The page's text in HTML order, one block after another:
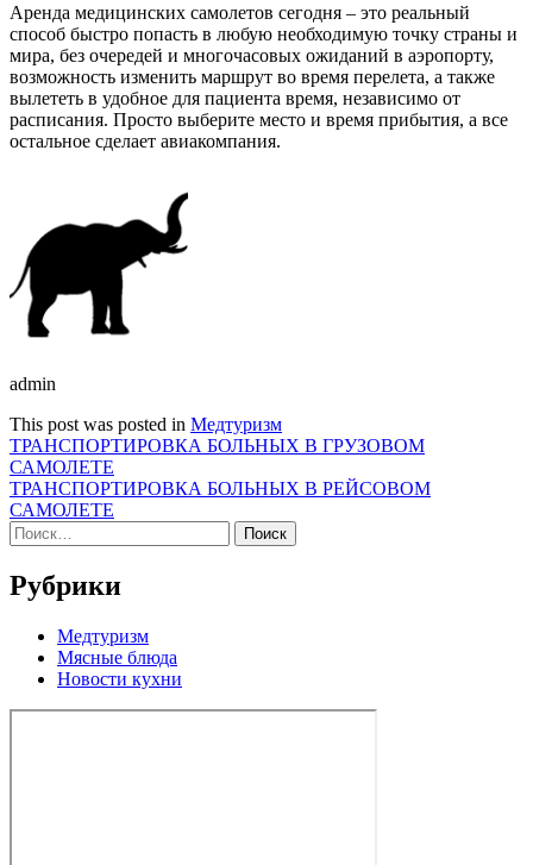
Аренда медицинских самолетов сегодня – это реальный
способ быстро попасть в любую необходимую точку страны и
мира, без очередей и многочасовых ожиданий в аэропорту,
возможность изменить маршрут во время перелета, а также
вылететь в удобное для пациента время, независимо от
расписания. Просто выберите место и время прибытия, а все
остальное сделает авиакомпания.
admin
This post was posted in Медтуризм
Навигация
по
записям
ТРАНСПОРТИРОВКА БОЛЬНЫХ В ГРУЗОВОМ
САМОЛЕТЕ
ТРАНСПОРТИРОВКА БОЛЬНЫХ В РЕЙСОВОМ
САМОЛЕТЕ
Найти:
Рубрики
Медтуризм
Мясные блюда
Новости кухни